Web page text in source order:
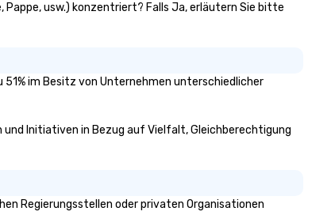
Pappe, usw.) konzentriert? Falls Ja, erläutern Sie bitte
51% im Besitz von Unternehmen unterschiedlicher
und Initiativen in Bezug auf Vielfalt, Gleichberechtigung
Regierungsstellen oder privaten Organisationen